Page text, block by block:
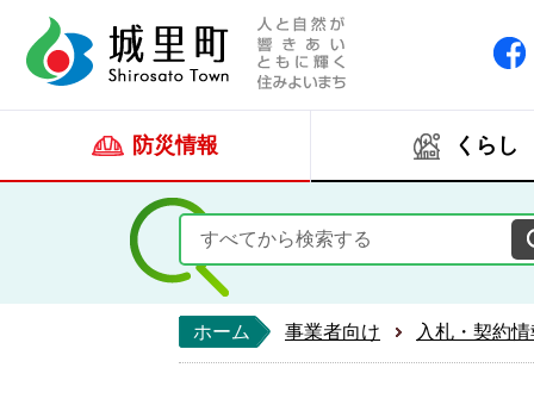
防災情報 くらし
ホーム 事業者向け 入札・契約